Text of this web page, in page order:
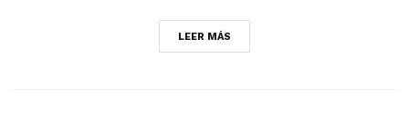
LEER MÁS